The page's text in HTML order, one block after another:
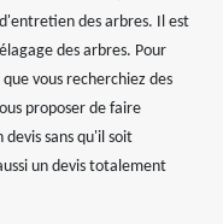
des arbres. Il est
des arbres. Pour
vous recherchiez des
proposer de faire
sans qu'il soit
un devis totalement